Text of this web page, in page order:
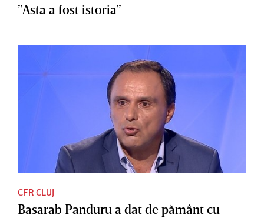
”Asta a fost istoria”
CFR CLUJ
Basarab Panduru a dat de pământ cu